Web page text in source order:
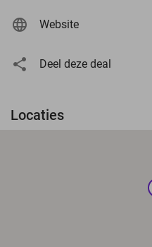
Website
Deel deze deal
Locaties